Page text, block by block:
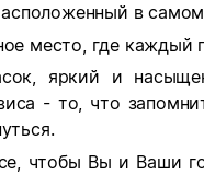
в
место, где каждый
яркий и
- то, что
чтобы Вы и Ваши